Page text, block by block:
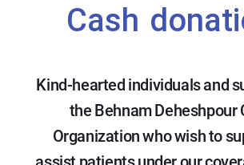
Cash
Kind-hearted individuals and
the Behnam Deheshpour
Organization who wish to